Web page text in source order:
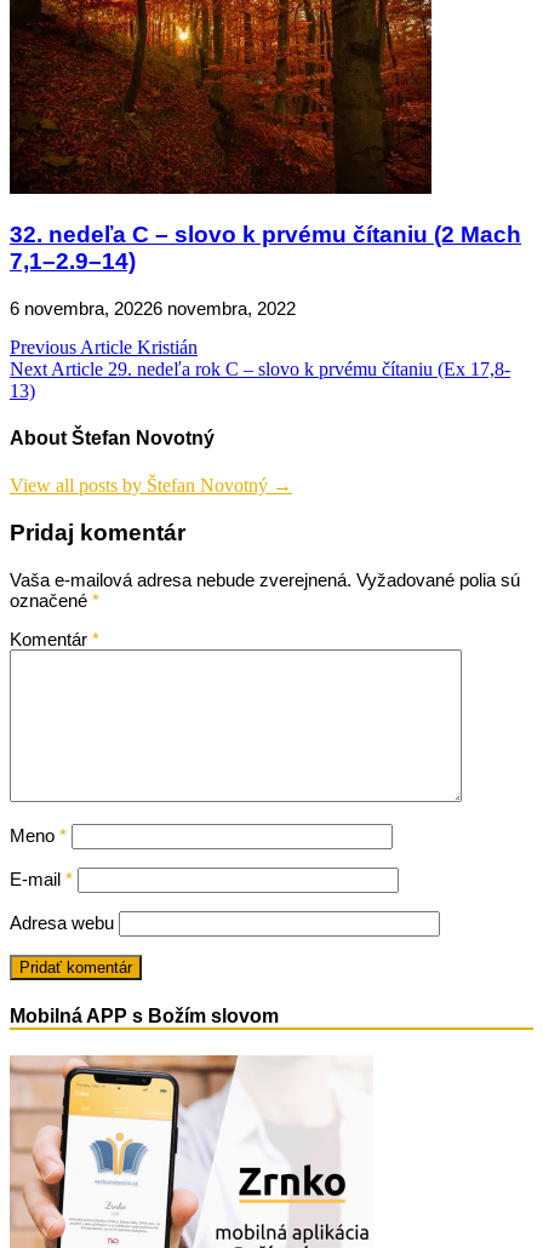
32. nedeľa C – slovo k prvému čítaniu (2 Mach
7,1–2.9–14)
6 novembra, 20226 novembra, 2022
Navigácia
v
Previous Article Kristián
Next Article 29. nedeľa rok C – slovo k prvému čítaniu (Ex 17,8-
13)
About Štefan Novotný
View all posts by Štefan Novotný →
Pridaj komentár
Vaša e-mailová adresa nebude zverejnená. Vyžadované polia sú
označené *
Komentár *
Meno *
E-mail *
Adresa webu
Mobilná APP s Božím slovom